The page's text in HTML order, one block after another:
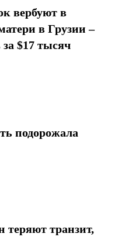
вербуют в
в Грузии –
$17 тысяч
подорожала
теряют транзит,